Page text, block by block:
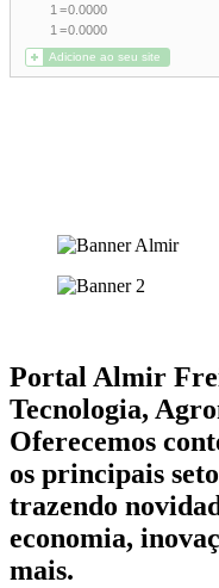
Portal Almir
Tecnologia,
Oferecemos
os principais
trazendo
economia,
mais.